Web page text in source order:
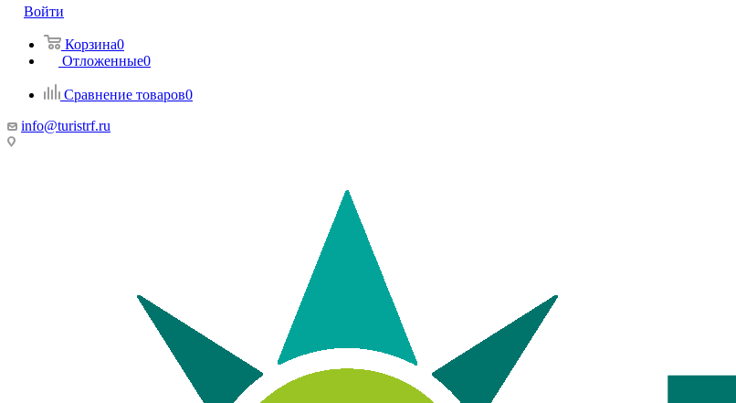
Войти
Корзина0
Отложенные0
Сравнение товаров0
info@turistrf.ru